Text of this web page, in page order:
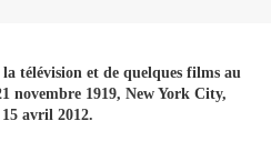
télévision et de quelques films au
novembre 1919, New York City,
avril 2012.